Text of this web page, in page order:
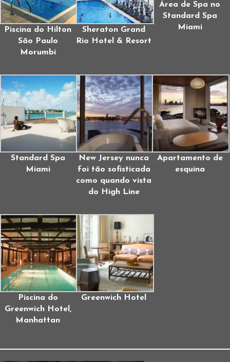
Piscina do Hilton
São Paulo
Morumbi
Sheraton Grand
Rio Hotel & Resort
Área de Spa no
Standard Spa
Miami
Standard Spa
Miami
New Jersey nunca
foi tão sofisticada
como quando vista
do High Line
Apartamento de
esquina
Piscina do
Greenwich Hotel,
Manhattan
Greenwich Hotel